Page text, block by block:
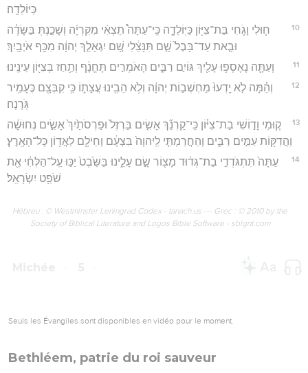
כַּיּוֹלֵדָֽה׃
10
ח֧וּלִי וָגֹ֛חִי בַּת־צִיּ֖וֹן כַּיּֽוֹלֵדָ֑ה כִּֽי־עַתָּה֩ תֵצְאִ֨י מִקִּרְיָ֜ה וְשָׁכַ֣נְתְּ בַּשָּׂדֶ֗ה
וּבָ֤את עַד־בָּבֶל֙ שָׁ֣ם תִּנָּצֵ֔לִי שָׁ֚ם יִגְאָלֵ֣ךְ יְהוָ֔ה מִכַּ֖ף אֹיְבָֽיִךְ׃
11 וְעַתָּ֛ה נֶאֶסְפ֥וּ עָלַ֖יִךְ גּוֹיִ֣ם רַבִּ֑ים הָאֹמְרִ֣ים תֶּחֱנָ֔ף וְתַ֥חַז בְּצִיּ֖וֹן עֵינֵֽינוּ׃
12
וְהֵ֗מָּה לֹ֤א יָֽדְעוּ֙ מַחְשְׁב֣וֹת יְהוָ֔ה וְלֹ֥א הֵבִ֖ינוּ עֲצָת֑וֹ כִּ֥י קִבְּצָ֖ם כֶּעָמִ֥יר
גֹּֽרְנָה׃
13
ק֧וּמִי וָד֣וֹשִׁי בַת־צִיּ֗וֹן כִּֽי־קַרְנֵ֞ךְ אָשִׂ֤ים בַּרְזֶל֙ וּפַרְסֹתַ֙יִךְ֙ אָשִׂ֣ים נְחוּשָׁ֔ה
וַהֲדִקּ֖וֹת עַמִּ֣ים רַבִּ֑ים וְהַחֲרַמְתִּ֤י לַֽיהוָה֙ בִּצְעָ֔ם וְחֵילָ֖ם לַאֲד֥וֹן כָּל־הָאָֽרֶץ׃
14
עַתָּה֙ תִּתְגֹּדְדִ֣י בַת־גְּד֔וּד מָצ֖וֹר שָׂ֣ם עָלֵ֑ינוּ בַּשֵּׁ֙בֶט֙ יַכּ֣וּ עַֽל־הַלְּחִ֔י אֵ֖ת
שֹׁפֵ֥ט יִשְׂרָאֵֽל׃
Hébreu : © Westminster Leningrad Codex - tanach.us --- Grec : © 2010 by the
Society of Biblical Literature and Logos Bible Software - sblgnt.com
Seuls les Évangiles sont disponibles en vidéo pour le moment.
Bethléem, patrie du roi sauveur